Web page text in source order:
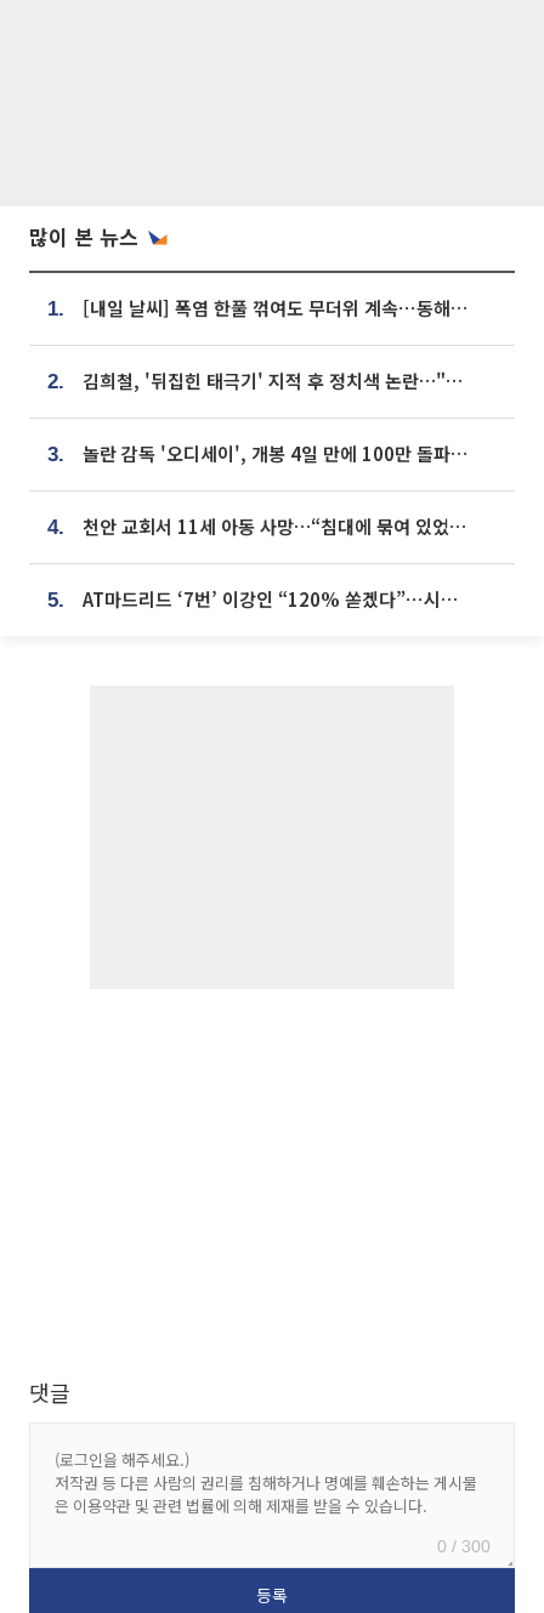
많이 본 뉴스
1. [내일 날씨] 폭염 한풀 꺾여도 무더위 계속⋯동해안 이틀 연속 비
2. 김희철, '뒤집힌 태극기' 지적 후 정치색 논란…"좌우 떠나 우리나라 국기"
3. 놀란 감독 '오디세이', 개봉 4일 만에 100만 돌파⋯'왕사남' 보다 빠르다
4. 천안 교회서 11세 아동 사망…“침대에 묶여 있었다” 진술 확보
5. AT마드리드 ‘7번’ 이강인 “120% 쏟겠다”⋯시메오네 감독 “필요한 선수”
댓글
0 / 300